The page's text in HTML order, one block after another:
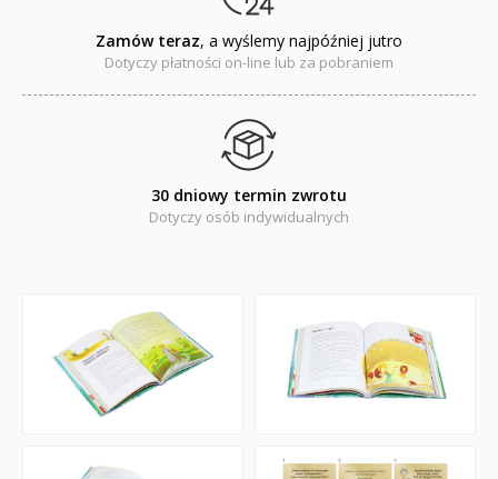
PROMOCJA ZESTAWY STARTOWE KAKADU
WYPRZEDAŻ
Zamów teraz, a wyślemy najpóźniej jutro
Dotyczy płatności on-line lub za pobraniem
30 dniowy termin zwrotu
Dotyczy osób indywidualnych